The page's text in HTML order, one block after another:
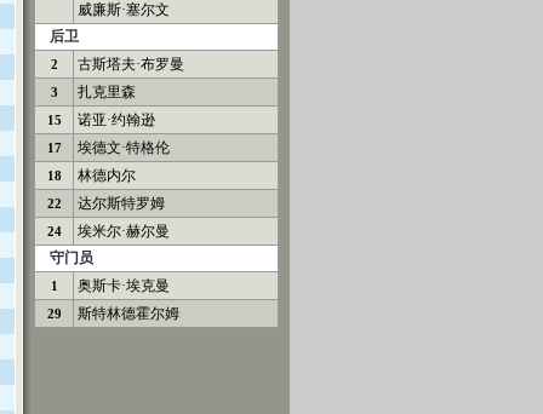
威廉斯·塞尔文
后卫
2 古斯塔夫·布罗曼
3 扎克里森
15 诺亚·约翰逊
17 埃德文·特格伦
18 林德内尔
22 达尔斯特罗姆
24
埃米尔·赫尔曼
守门员
1 奥斯卡·埃克曼
29 斯特林德霍尔姆